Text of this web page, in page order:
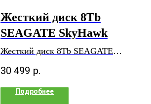
Жесткий диск 8Tb
SEAGATE SkyHawk
Жесткий диск 8Tb SEAGATE
SkyHawk
30 499 р.
Подробнее